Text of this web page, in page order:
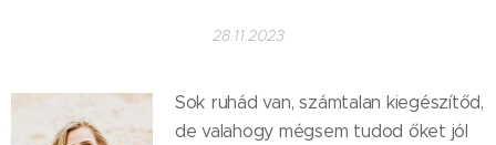
28.11.2023
Sok ruhád van, számtalan kiegészítőd,
de valahogy mégsem tudod őket jól